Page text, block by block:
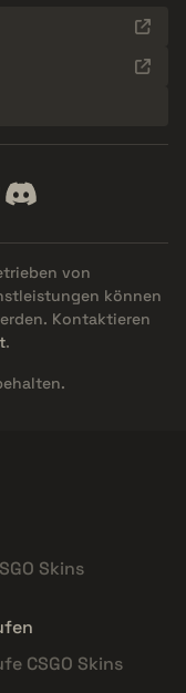
von
können
Kontaktieren
.
Skins
CSGO Skins